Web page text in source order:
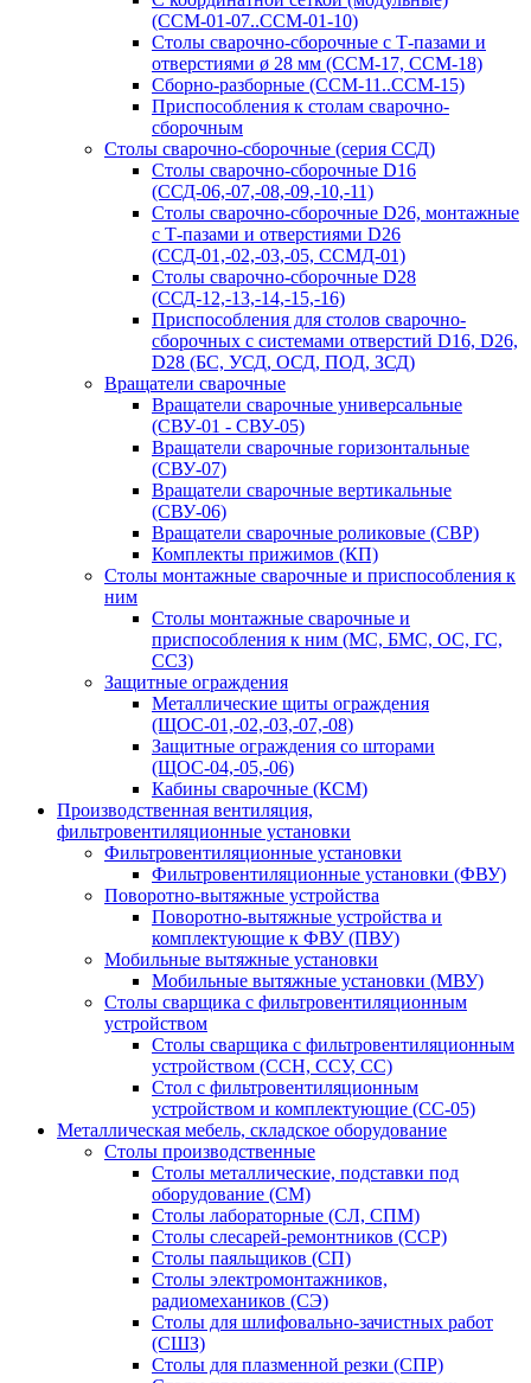
(ССМ-01-07..ССМ-01-10)
Столы сварочно-сборочные с Т-пазами и
отверстиями ø 28 мм (ССМ-17, ССМ-18)
Сборно-разборные (ССМ-11..ССМ-15)
Приспособления к столам сварочно-
сборочным
Столы сварочно-сборочные (серия ССД)
Столы сварочно-сборочные D16
(ССД-06,-07,-08,-09,-10,-11)
Столы сварочно-сборочные D26, монтажные
с Т-пазами и отверстиями D26
(ССД-01,-02,-03,-05, ССМД-01)
Столы сварочно-сборочные D28
(ССД-12,-13,-14,-15,-16)
Приспособления для столов сварочно-
сборочных с системами отверстий D16, D26,
D28 (БС, УСД, ОСД, ПОД, ЗСД)
Вращатели сварочные
Вращатели сварочные универсальные
(СВУ-01 - СВУ-05)
Вращатели сварочные горизонтальные
(СВУ-07)
Вращатели сварочные вертикальные
(СВУ-06)
Вращатели сварочные роликовые (СВР)
Комплекты прижимов (КП)
Столы монтажные сварочные и приспособления к
ним
Столы монтажные сварочные и
приспособления к ним (МС, БМС, ОС, ГС,
ССЗ)
Защитные ограждения
Металлические щиты ограждения
(ЩОС-01,-02,-03,-07,-08)
Защитные ограждения со шторами
(ЩОС-04,-05,-06)
Кабины сварочные (КСМ)
Производственная вентиляция,
фильтровентиляционные установки
Фильтровентиляционные установки
Фильтровентиляционные установки (ФВУ)
Поворотно-вытяжные устройства
Поворотно-вытяжные устройства и
комплектующие к ФВУ (ПВУ)
Мобильные вытяжные установки
Мобильные вытяжные установки (МВУ)
Столы сварщика с фильтровентиляционным
устройством
Столы сварщика с фильтровентиляционным
устройством (ССН, ССУ, СС)
Стол с фильтровентиляционным
устройством и комплектующие (СС-05)
Металлическая мебель, складское оборудование
Столы производственные
Столы металлические, подставки под
оборудование (СМ)
Столы лабораторные (СЛ, СПМ)
Столы слесарей-ремонтников (ССР)
Столы паяльщиков (СП)
Столы электромонтажников,
радиомехаников (СЭ)
Столы для шлифовально-зачистных работ
(СШЗ)
Столы для плазменной резки (СПР)